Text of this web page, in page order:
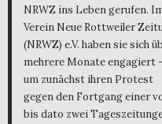
NRWZ ins Leben gerufen.
Verein Neue Rottweiler
(NRWZ) e.V. haben sie sich
mehrere Monate engagiert
um zunächst ihren Protest
gegen den Fortgang einer
bis dato zwei